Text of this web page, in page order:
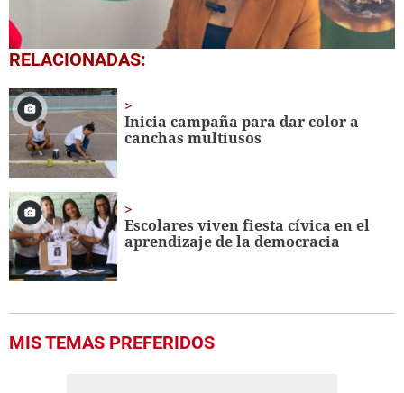
0
seconds
5
minutes,
seconds
RELACIONADAS:
Inicia campaña para dar color a
canchas multiusos
Escolares viven fiesta cívica en el
aprendizaje de la democracia
MIS TEMAS PREFERIDOS